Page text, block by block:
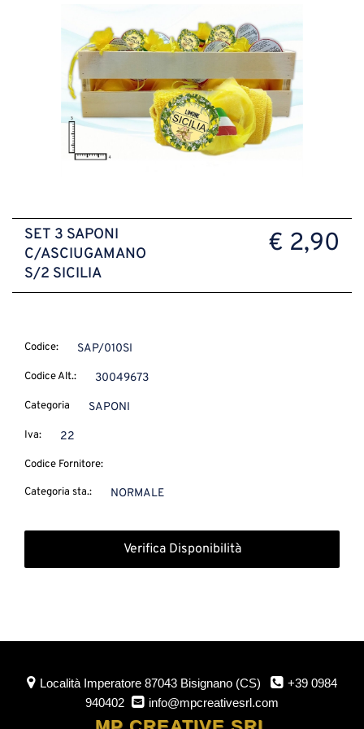
SET 3 SAPONI
C/ASCIUGAMANO
S/2 SICILIA
€ 2,90
Codice: SAP/010SI
Codice Alt.: 30049673
Categoria SAPONI
Iva: 22
Codice Fornitore:
Categoria sta.: NORMALE
Verifica Disponibilità
Località Imperatore87043 Bisignano (CS)
+39 0984
940402
info@mpcreativesrl.com